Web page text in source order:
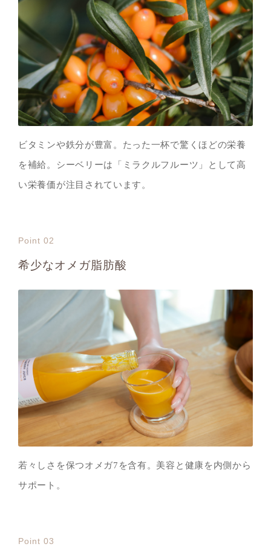
ビタミンや鉄分が豊富。たった一杯で驚くほどの栄養
を補給。シーベリーは「ミラクルフルーツ」として高
い栄養価が注目されています。
Point 02
希少なオメガ脂肪酸
若々しさを保つオメガ7を含有。美容と健康を内側から
サポート。
Point 03